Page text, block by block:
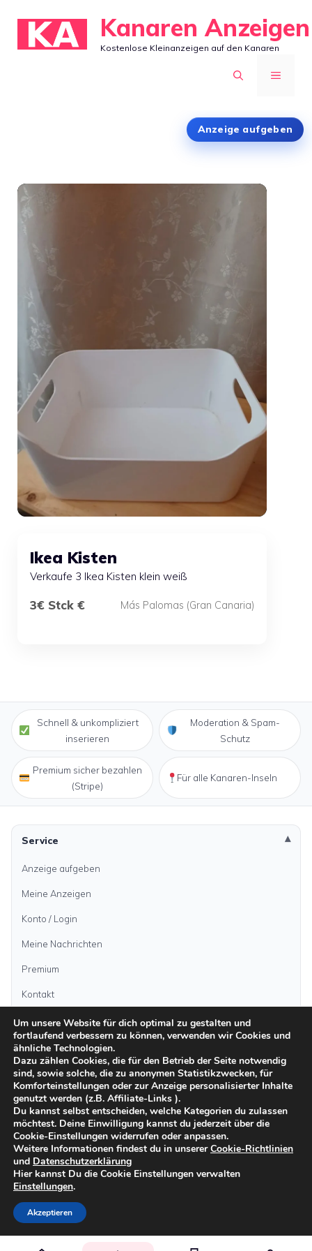
Inhalt
springen
Kanaren Anzeigen
Kostenlose Kleinanzeigen auf den Kanaren
MENÜ
Anzeige aufgeben
Ikea Kisten
Verkaufe 3 Ikea Kisten klein weiß
3€ Stck € Más Palomas (Gran Canaria)
Schnell & unkompliziert
inserieren
Moderation & Spam-
Schutz
Premium sicher bezahlen
(Stripe)
Für alle Kanaren-Inseln
Service
Anzeige aufgeben
Meine Anzeigen
Konto / Login
Meine Nachrichten
Premium
Kontakt
Anzeige aufgeben
Kategorien
Inseln
ImpressumDatenschutzAGB Sicher inserierenModerationsrichtlinien
Um unsere Website für dich optimal zu gestalten und
fortlaufend verbessern zu können, verwenden wir Cookies und
ähnliche Technologien.
Dazu zählen Cookies, die für den Betrieb der Seite notwendig
sind, sowie solche, die zu anonymen Statistikzwecken, für
Komforteinstellungen oder zur Anzeige personalisierter Inhalte
genutzt werden (z.B. Affiliate-Links ).
Du kannst selbst entscheiden, welche Kategorien du zulassen
möchtest. Deine Einwilligung kannst du jederzeit über die
Cookie-Einstellungen widerrufen oder anpassen.
Weitere Informationen findest du in unsererCookie-Richtlinien
und Datenschutzerklärung
Hier kannst Du die Cookie Einstellungen verwalten
Einstellungen.
Akzeptieren